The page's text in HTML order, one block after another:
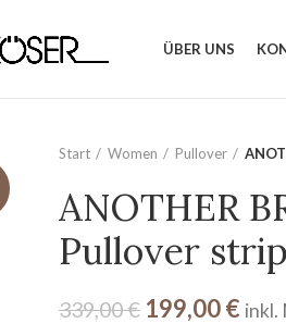
ÜBER UNS
Start Women Pullover
ANOTHER
Pullover
339,00€ 199,00€ inkl.